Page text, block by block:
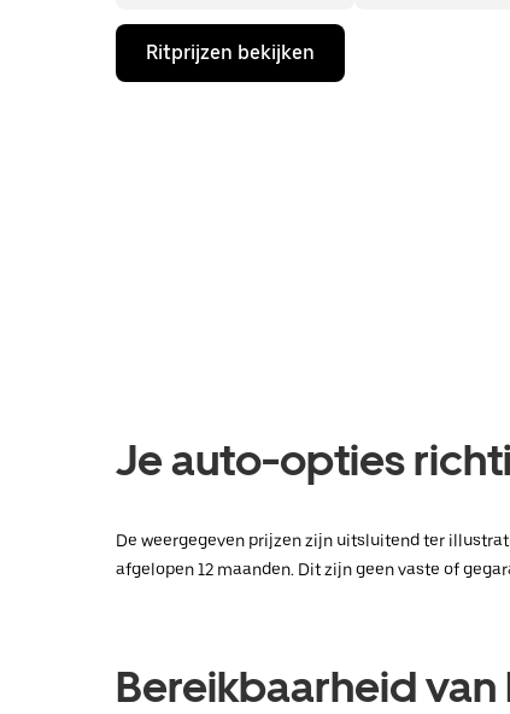
Druk
de
de
agenda
Ritprijzen bekijken
Je auto-opties
De weergegeven prijzen zijn uitsluitend ter
afgelopen 12 maanden. Dit zijn geen vaste of
Bereikbaarheid van